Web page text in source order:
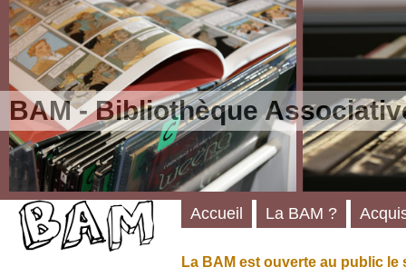
BAM - Bibliothèque
La BAM est ouverte au public le
Accueil La BAM ?